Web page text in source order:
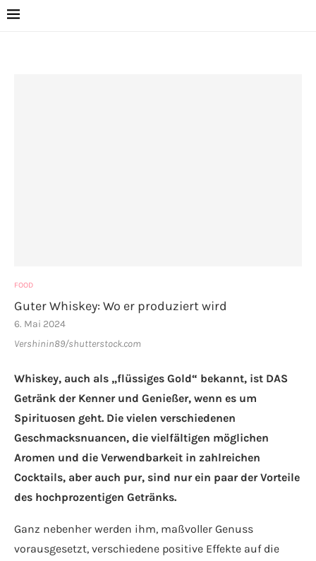
FOOD
Guter Whiskey: Wo er produziert wird
6. Mai 2024
Vershinin89/shutterstock.com
Whiskey, auch als „flüssiges Gold“ bekannt, ist DAS
Getränk der Kenner und Genießer, wenn es um
Spirituosen geht. Die vielen verschiedenen
Geschmacksnuancen, die vielfältigen möglichen
Aromen und die Verwendbarkeit in zahlreichen
Cocktails, aber auch pur, sind nur ein paar der Vorteile
des hochprozentigen Getränks.
Ganz nebenher werden ihm, maßvoller Genuss
vorausgesetzt, verschiedene positive Effekte auf die